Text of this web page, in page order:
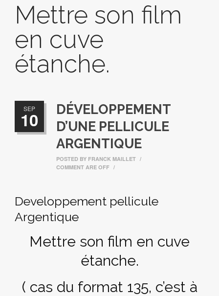
Mettre son film
en cuve
étanche.
SEP
10
DÉVELOPPEMENT
D’UNE PELLICULE
ARGENTIQUE
POSTED BY FRANCK MAILLET /
COMMENT ARE OFF /
Developpement pellicule
Argentique
Mettre son film en cuve
étanche.
( cas du format 135, c’est à